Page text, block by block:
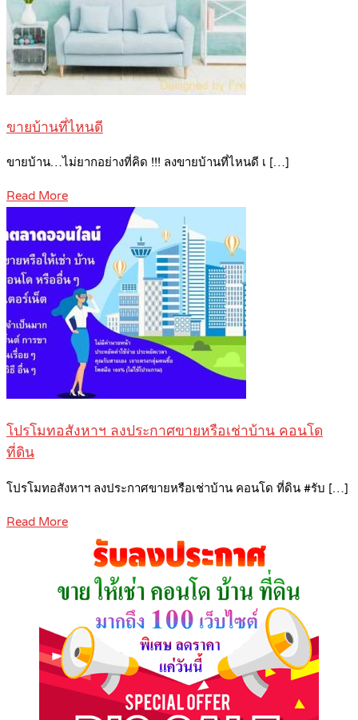
ขายบ้านที่ไหนดี
ขายบ้าน…ไม่ยากอย่างที่คิด !!! ลงขายบ้านที่ไหนดี เ […]
Read More
โปรโมทอสังหาฯ ลงประกาศขายหรือเช่าบ้าน คอนโด
ที่ดิน
โปรโมทอสังหาฯ ลงประกาศขายหรือเช่าบ้าน คอนโด ที่ดิน #รับ […]
Read More